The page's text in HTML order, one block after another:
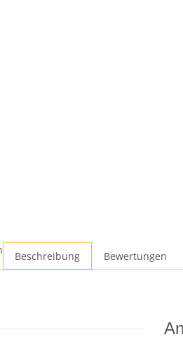
Beschreibung Bewertungen